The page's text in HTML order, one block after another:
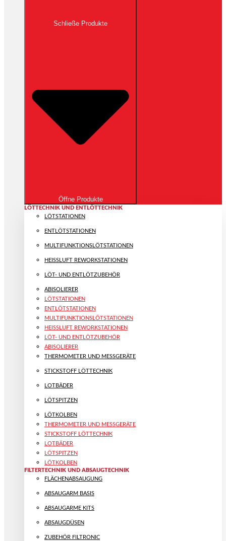
Schließe Produkte
Öffne Produkte
LÖTTECHNIK UND ENTLÖTTECHNIK
LÖTSTATIONEN
ENTLÖTSTATIONEN
MULTIFUNKTIONS­LÖTSTATIONEN
HEISSLUFT REWORKSTATIONEN
LÖT- UND ENTLÖTZUBEHÖR
ABISOLIERER
LÖTSTATIONEN
ENTLÖTSTATIONEN
MULTIFUNKTIONS­LÖTSTATIONEN
HEISSLUFT REWORKSTATIONEN
LÖT- UND ENTLÖTZUBEHÖR
ABISOLIERER
THERMOMETER UND MESSGERÄTE
STICKSTOFF LÖTTECHNIK
LOTBÄDER
LÖTSPITZEN
LÖTKOLBEN
THERMOMETER UND MESSGERÄTE
STICKSTOFF LÖTTECHNIK
LOTBÄDER
LÖTSPITZEN
LÖTKOLBEN
FILTERTECHNIK UND ABSAUGTECHNIK
FLÄCHENABSAUGUNG
ABSAUGARM BASIS
ABSAUGARME KITS
ABSAUGDÜSEN
ZUBEHÖR FILTRONIC